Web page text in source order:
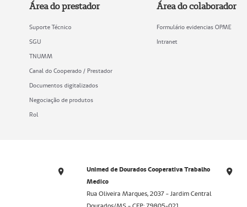
Área do prestador
Suporte Técnico
SGU
TNUMM
Canal do Cooperado / Prestador
Documentos digitalizados
Negociação de produtos
Rol
Área do colaborador
Formulário evidencias OPME
Intranet
Unimed de Dourados Cooperativa Trabalho
Medico
Rua Oliveira Marques, 2037 - Jardim Central